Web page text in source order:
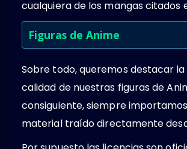
cualquiera de los mangas citados
Figuras de Anime
Sobre todo, queremos destacar
calidad de nuestras figuras de
consiguiente, siempre
material traído directamente